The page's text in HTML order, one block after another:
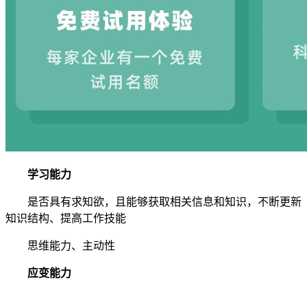
学习能力
是否具有求知欲，且能够获取相关信息和知识，不断更新
知识结构、提高工作技能
思维能力、主动性
应变能力